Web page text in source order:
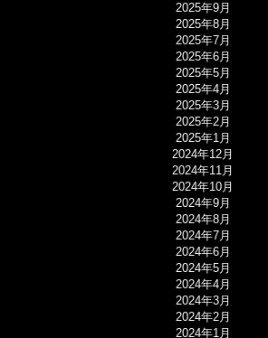
2025年9月
2025年8月
2025年7月
2025年6月
2025年5月
2025年4月
2025年3月
2025年2月
2025年1月
2024年12月
2024年11月
2024年10月
2024年9月
2024年8月
2024年7月
2024年6月
2024年5月
2024年4月
2024年3月
2024年2月
2024年1月